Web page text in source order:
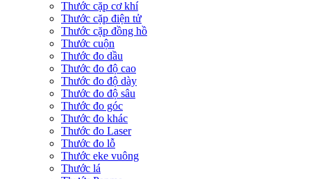
Thước cặp cơ khí
Thước cặp điện tử
Thước cặp đồng hồ
Thước cuộn
Thước đo dầu
Thước đo độ cao
Thước đo độ dày
Thước đo độ sâu
Thước đo góc
Thước đo khác
Thước đo Laser
Thước đo lỗ
Thước eke vuông
Thước lá